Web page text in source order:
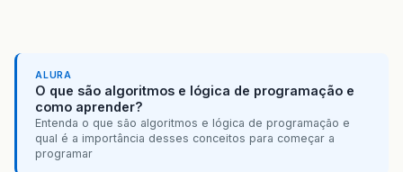
ALURA
O que são algoritmos e lógica de programação e
como aprender?
Entenda o que são algoritmos e lógica de programação e
qual é a importância desses conceitos para começar a
programar